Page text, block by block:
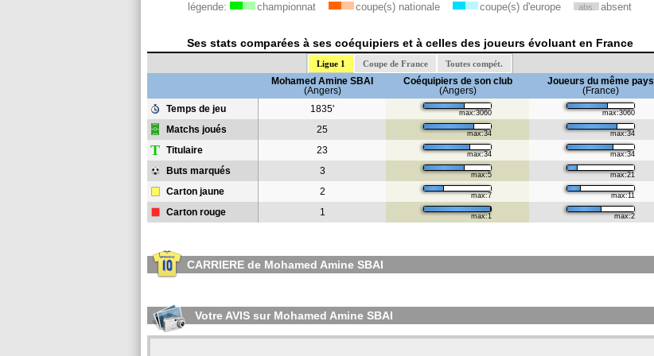
légende: championnat coupe(s) nationale coupe(s) d'europe abs. absent
Ses stats comparées à ses coéquipiers et à celles des joueurs évoluant en France
Ligue 1 Coupe de France Toutes compét.
Mohamed Amine SBAI
(Angers)
Coéquipiers de son club
(Angers)
Joueurs du même pays
(France)
Temps de jeu
1835' max:3060 max:3060
Matchs joués 25 max:34 max:34
T Titulaire 23 max:34 max:34
Buts marqués 3 max:5 max:21
Carton jaune 2 max:7 max:11
Carton rouge 1 max:1 max:2
CARRIERE de Mohamed Amine SBAI
Votre AVIS sur Mohamed Amine SBAI